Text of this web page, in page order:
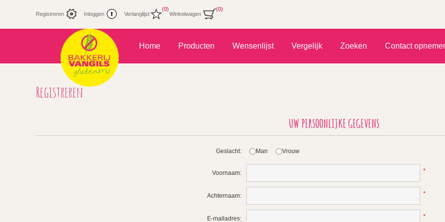
Registreren Inloggen Verlanglijst
(0)
Winkelwagen
(0)
Home Producten Wensenlijst Vergelijk Zoeken Contact
Registreren
UW PERSOONLIJKE GEGEVENS
Geslacht: Man Vrouw
Voornaam: *
Achternaam: *
E-mailadres: *